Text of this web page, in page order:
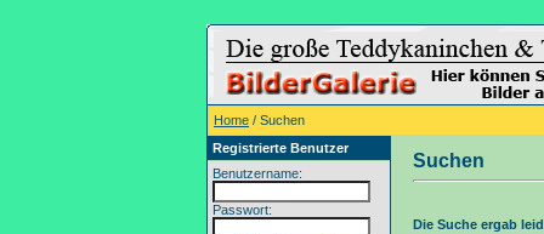
Home / Suchen
Registrierte Benutzer
Benutzername:
Passwort:
Suchen
Die Suche ergab